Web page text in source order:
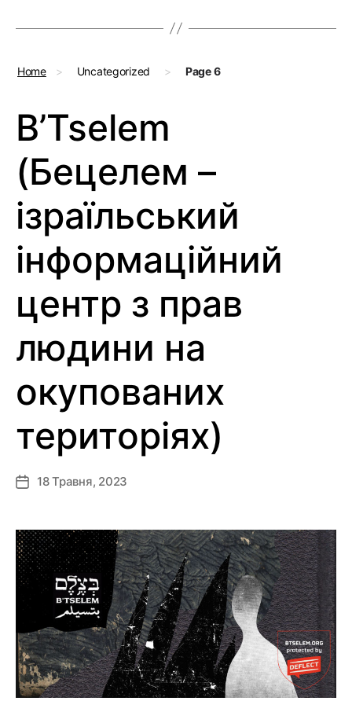
Home > Uncategorized > Page 6
B’Tselem
(Бецелем –
ізраїльський
інформаційний
центр з прав
людини на
окупованих
територіях)
Дата18 Травня, 2023